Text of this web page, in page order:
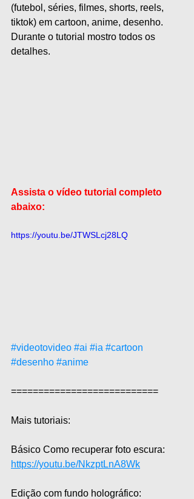
(futebol, séries, filmes, shorts, reels,
tiktok) em cartoon, anime, desenho.
Durante o tutorial mostro todos os
detalhes.
Assista o vídeo tutorial completo
abaixo:
https://youtu.be/JTWSLcj28LQ
#videotovideo #ai #ia #cartoon
#desenho #anime
===========================
Mais tutoriais:
Básico Como recuperar foto escura:
https://youtu.be/NkzptLnA8Wk
Edição com fundo holográfico: